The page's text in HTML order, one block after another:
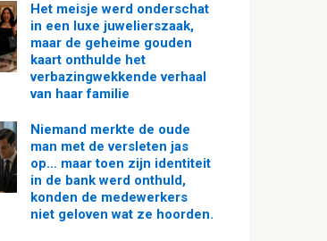
Het meisje werd onderschat
in een luxe juwelierszaak,
maar de geheime gouden
kaart onthulde het
verbazingwekkende verhaal
van haar familie
Niemand merkte de oude
man met de versleten jas
op… maar toen zijn identiteit
in de bank werd onthuld,
konden de medewerkers
niet geloven wat ze hoorden.